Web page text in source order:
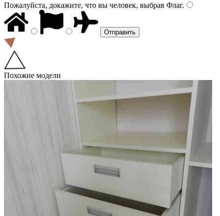
Пожалуйста, докажите, что вы человек, выбрав Флаг.
Похожие модели